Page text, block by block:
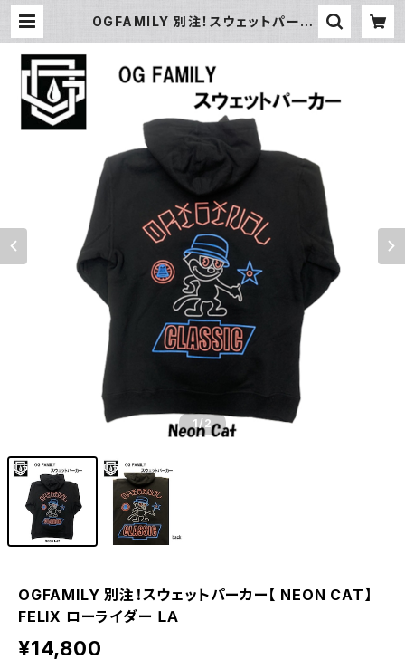
OGFAMILY 別注！スウェットパーカ
1 /2
OGFAMILY 別注！スウェットパーカー【 NEON CAT】
FELIX ローライダー ＬＡ
¥14,800